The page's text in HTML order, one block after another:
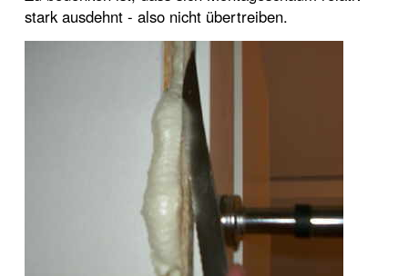
stark ausdehnt - also nicht übertreiben.